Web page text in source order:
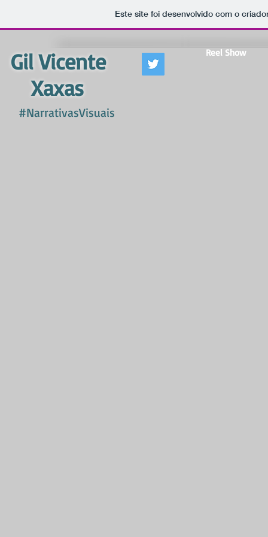
Este site foi desenvolvido com o
Gil Vicente
Xaxas
Reel Show
#NarrativasVisuais